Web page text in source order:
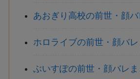
あおぎり高校の前世・顔
ホロライブの前世・顔バ
ぶいすぽの前世・顔バレ